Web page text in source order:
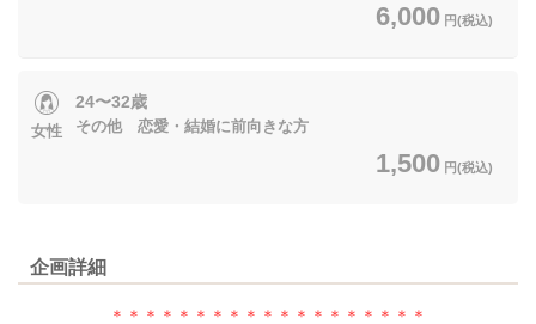
6,000 円(税込)
女性
24〜32歳
その他 恋愛・結婚に前向きな方
1,500 円(税込)
企画詳細
＊＊＊＊＊＊＊＊＊＊＊＊＊＊＊＊＊＊＊